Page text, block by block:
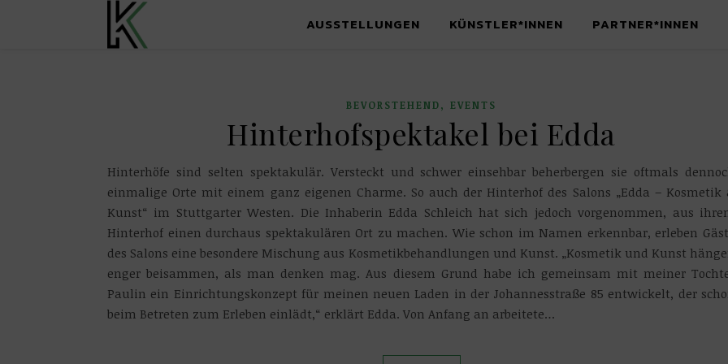
AUSSTELLUNGEN KÜNSTLER*INNEN PARTNER*INNEN
BEVORSTEHEND, EVENTS
Hinterhofspektakel bei Edda
Hinterhöfe sind selten spektakulär. Versteckt und schwer einsehbar beherbergen sie oftmals
einmalige Orte mit einem ganz eigenen Charme. So auch der Hinterhof des Salons „Edda – Kosmetik
Kunst“ im Stuttgarter Westen. Die Inhaberin Edda Schleich hat sich jedoch vorgenommen, aus
Hinterhof einen durchaus spektakulären Ort zu machen. Wie schon im Namen erkennbar, erleben
des Salons eine besondere Mischung aus Kosmetikbehandlungen und Kunst. „Kosmetik und Kunst
enger beisammen, als man denken mag. Aus diesem Grund habe ich gemeinsam mit meiner
Paulin ein Einrichtungskonzept für meinen neuen Laden in der Johannesstraße 85 entwickelt, der
beim Betreten zum Erleben einlädt,“ erklärt Edda. Von Anfang an arbeitete…